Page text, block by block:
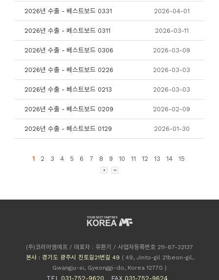
2026년 수출 - 베스트보드 0331 2026-04-01
2026년 수출 - 베스트보드 0311 2026-03-11
2026년 수출 - 베스트보드 0306 2026-03-09
2026년 수출 - 베스트보드 0226 2026-03-03
2026년 수출 - 베스트보드 0213 2026-03-03
2026년 수출 - 베스트보드 0209 2026-02-09
2026년 수출 - 베스트보드 0129 2026-01-30
1 2 3 4 5 6 7 8 9 10 11 12 13 14 15
(주)코리아엠에프 / 대표자 : 유환기 / 사업자등록번호 211-87-32137
본사 : 경기도 광주시 진토길21번길 49 ( 49, Jinto-gil 21beon-gil,
Gwangju-si, Gyeonggi-do, Korea 12770 )
TEL 031-752-9620 FAX 031-752-9624